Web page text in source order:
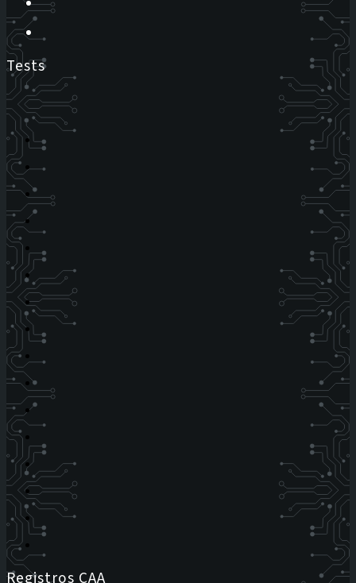
Tests
Registros CAA